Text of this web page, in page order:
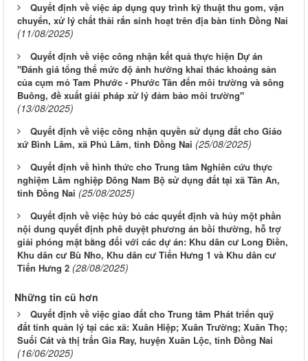
Quyết định về việc áp dụng quy trình kỹ thuật thu gom, vận
chuyển, xử lý chất thải rắn sinh hoạt trên địa bàn tỉnh Đồng Nai
(11/08/2025)
Quyết định về việc công nhận kết quả thực hiện Dự án
"Đánh giá tổng thể mức độ ảnh hưởng khai thác khoáng sản
của cụm mỏ Tam Phước - Phước Tân đến môi trường và sông
Buông, đề xuất giải pháp xử lý đảm bảo môi trường"
(13/08/2025)
Quyết định về việc công nhận quyền sử dụng đất cho Giáo
xứ Bình Lâm, xã Phú Lâm, tỉnh Đồng Nai (25/08/2025)
Quyết định về hình thức cho Trung tâm Nghiên cứu thực
nghiệm Lâm nghiệp Đông Nam Bộ sử dụng đất tại xã Tân An,
tỉnh Đồng Nai (25/08/2025)
Quyết định về việc hủy bỏ các quyết định và hủy một phần
nội dung quyết định phê duyệt phương án bồi thường, hỗ trợ
giải phóng mặt bằng đối với các dự án: Khu dân cư Long Điền,
Khu dân cư Bù Nho, Khu dân cư Tiến Hưng 1 và Khu dân cư
Tiến Hưng 2 (28/08/2025)
Những tin cũ hơn
Quyết định về việc giao đất cho Trung tâm Phát triển quỹ
đất tỉnh quản lý tại các xã: Xuân Hiệp; Xuân Trường; Xuân Thọ;
Suối Cát và thị trấn Gia Ray, huyện Xuân Lộc, tỉnh Đồng Nai
(16/06/2025)